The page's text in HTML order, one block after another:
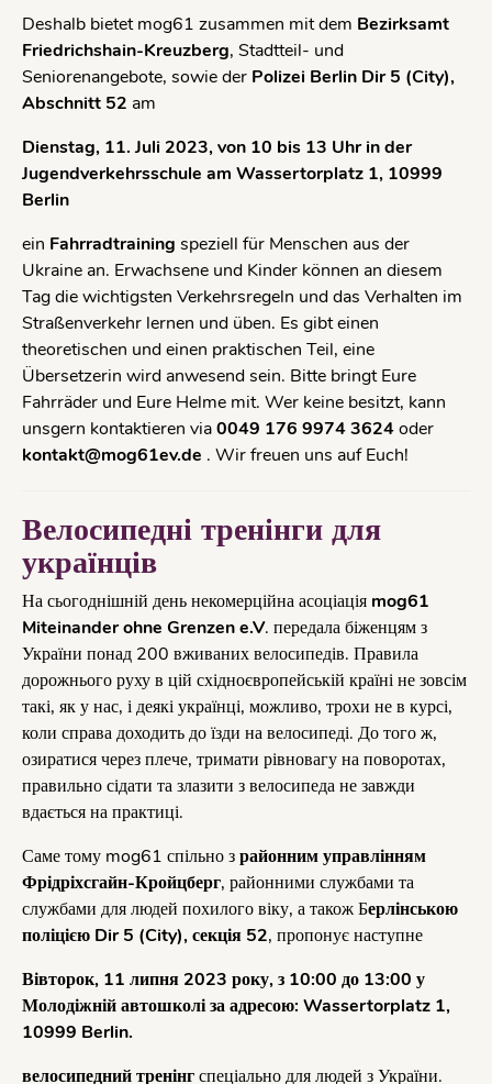
Deshalb bietet mog61 zusammen mit dem Bezirksamt
Friedrichshain-Kreuzberg, Stadtteil- und
Seniorenangebote, sowie der Polizei Berlin Dir 5 (City),
Abschnitt 52 am
Dienstag, 11. Juli 2023, von 10 bis 13 Uhr in der
Jugendverkehrsschule am Wassertorplatz 1, 10999
Berlin
ein Fahrradtraining speziell für Menschen aus der
Ukraine an. Erwachsene und Kinder können an diesem
Tag die wichtigsten Verkehrsregeln und das Verhalten im
Straßenverkehr lernen und üben. Es gibt einen
theoretischen und einen praktischen Teil, eine
Übersetzerin wird anwesend sein. Bitte bringt Eure
Fahrräder und Eure Helme mit. Wer keine besitzt, kann
unsgern kontaktieren via0049 176 9974 3624oder
kontakt@mog61ev.de . Wir freuen uns auf Euch!
Велосипедні тренінги для
українців
На сьогоднішній день некомерційна асоціація mog61
Miteinander ohne Grenzen e.V. передала біженцям з
України понад 200 вживаних велосипедів. Правила
дорожнього руху в цій східноєвропейській країні не зовсім
такі, як у нас, і деякі українці, можливо, трохи не в курсі,
коли справа доходить до їзди на велосипеді. До того ж,
озиратися через плече, тримати рівновагу на поворотах,
правильно сідати та злазити з велосипеда не завжди
вдається на практиці.
Саме тому mog61 спільно зрайонним управлінням
Фрідріхсгайн-Кройцберг, районними службами та
службами для людей похилого віку, а також Берлінською
поліцією Dir 5 (City), секція 52, пропонує наступне
Вівторок, 11 липня 2023 року, з 10:00 до 13:00 у
Молодіжній автошколі за адресою: Wassertorplatz 1,
10999 Berlin.
велосипедний тренінгспеціально для людей з України.